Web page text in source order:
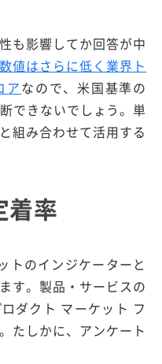
も影響してか回答が中
値はさらに低く業界ト
アなので、米国基準の
できないでしょう。単
組み合わせて活用する
着率
トのインジケーターと
す。製品・サービスの
ダクト マーケット フ
たしかに、アンケート